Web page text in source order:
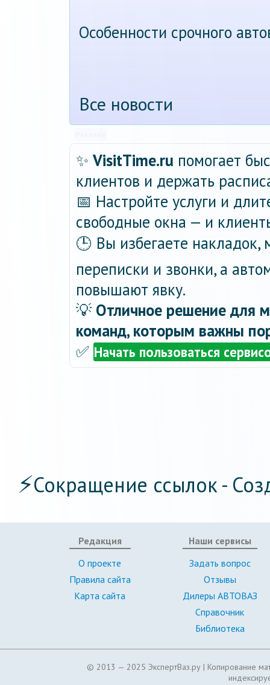
Особенности срочного
Все новости
✨ VisitTime.ru помогает
клиентов и держать
📅 Настройте услуги и
свободные окна — и
🕒 Вы избегаете
переписки и звонки, а
повышают явку.
💡 Отличное решение для
команд, которым важны
✅ Начать пользоваться
⚡Сокращение ссылок -
Редакция
О проекте
Правила сайта
Карта сайта
Наши сервисы
Задать вопрос
Отзывы
Дилеры АВТОВАЗ
Справочник
Библиотека
© 2013 — 2025 ЭкспертВаз.ру | Копирование